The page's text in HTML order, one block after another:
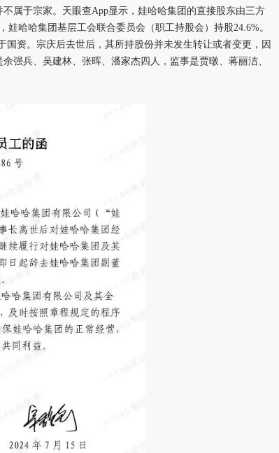
属于宗家。天眼查App显示，娃哈哈集团的直接股东由三方
哈哈集团基层工会联合委员会（职工持股会）持股24.6%。
资。宗庆后去世后，其所持股份并未发生转让或者变更，因
强兵、吴建林、张晖、潘家杰四人，监事是贾暾、蒋丽洁、